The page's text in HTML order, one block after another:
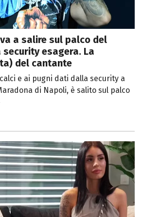
a salire sul palco del
security esagera. La
del cantante
e ai pugni dati dalla security a
di Napoli, è salito sul palco